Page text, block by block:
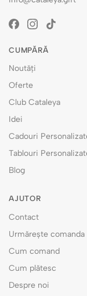
CUMPĂRĂ
Noutăți
Oferte
Club Cataleya
Idei
Cadouri
Tablouri
Blog
AJUTOR
Contact
Urmărește comanda
Cum comand
Cum plătesc
Despre noi